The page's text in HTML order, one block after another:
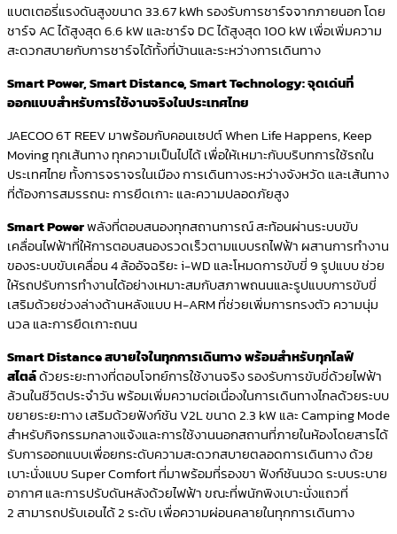
แบตเตอรี่แรงดันสูงขนาด 33.67 kWh รองรับการชาร์จจากภายนอก โดย
ชาร์จ AC ได้สูงสุด 6.6 kW และชาร์จ DC ได้สูงสุด 100 kW เพื่อเพิ่มความ
สะดวกสบายกับการชาร์จได้ทั้งที่บ้านและระหว่างการเดินทาง
Smart Power, Smart Distance, Smart Technology: จุดเด่นที่
ออกแบบสำหรับการใช้งานจริงในประเทศไทย
JAECOO 6T REEV มาพร้อมกับคอนเซปต์ When Life Happens, Keep
Moving ทุกเส้นทาง ทุกความเป็นไปได้ เพื่อให้เหมาะกับบริบทการใช้รถใน
ประเทศไทย ทั้งการจราจรในเมือง การเดินทางระหว่างจังหวัด และเส้นทาง
ที่ต้องการสมรรถนะ การยึดเกาะ และความปลอดภัยสูง
Smart Powerพลังที่ตอบสนองทุกสถานการณ์ สะท้อนผ่านระบบขับ
เคลื่อนไฟฟ้าที่ให้การตอบสนองรวดเร็วตามแบบรถไฟฟ้า ผสานการทำงาน
ของระบบขับเคลื่อน 4 ล้ออัจฉริยะ i-WD และโหมดการขับขี่ 9 รูปแบบ ช่วย
ให้รถปรับการทำงานได้อย่างเหมาะสมกับสภาพถนนและรูปแบบการขับขี่
เสริมด้วยช่วงล่างด้านหลังแบบ H-ARM ที่ช่วยเพิ่มการทรงตัว ความนุ่ม
นวล และการยึดเกาะถนน
Smart Distanceสบายใจในทุกการเดินทาง พร้อมสำหรับทุกไลฟ์
สไตล์ด้วยระยะทางที่ตอบโจทย์การใช้งานจริง รองรับการขับขี่ด้วยไฟฟ้า
ล้วนในชีวิตประจำวัน พร้อมเพิ่มความต่อเนื่องในการเดินทางไกลด้วยระบบ
ขยายระยะทาง เสริมด้วยฟังก์ชัน V2L ขนาด 2.3 kW และ Camping Mode
สำหรับกิจกรรมกลางแจ้งและการใช้งานนอกสถานที่ภายในห้องโดยสารได้
รับการออกแบบเพื่อยกระดับความสะดวกสบายตลอดการเดินทาง ด้วย
เบาะนั่งแบบ Super Comfort ที่มาพร้อมที่รองขา ฟังก์ชันนวด ระบบระบาย
อากาศ และการปรับดันหลังด้วยไฟฟ้า ขณะที่พนักพิงเบาะนั่งแถวที่
2 สามารถปรับเอนได้ 2 ระดับ เพื่อความผ่อนคลายในทุกการเดินทาง